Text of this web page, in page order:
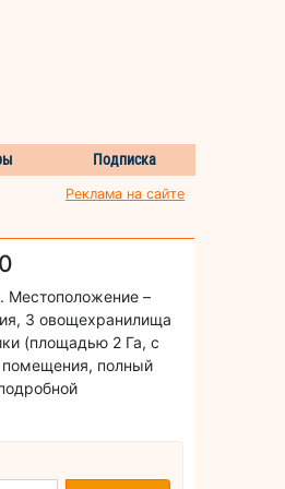
Подписка
Реклама на сайте
Местоположение –
3 овощехранилища
(площадью 2 Га, с
помещения, полный